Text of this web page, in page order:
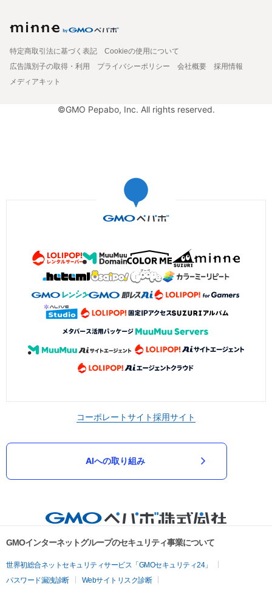
特定商取引法に基づく表記
Cookieの使用について
広告識別子の取得・利用
プライバシーポリシー 会社概要
採用情報
メディアキット
©GMO Pepabo, Inc. All rights reserved.
コーポレートサイト採用サイト
AIへの取り組み
GMOインターネットグループのセキュリティ事業について
世界初総合ネットセキュリティサービス「GMOセキュリティ24」
パスワード漏洩診断
Webサイトリスク診断